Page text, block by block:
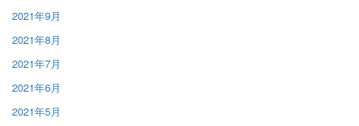
2021年9月
2021年8月
2021年7月
2021年6月
2021年5月